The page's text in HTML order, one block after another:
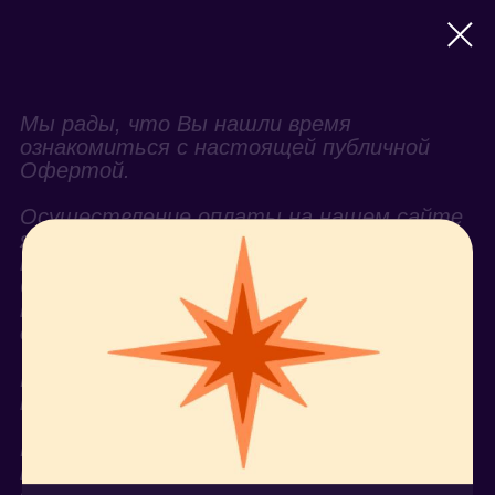
Офертой.
Осуществление оплаты на нашем сайте
является акцептом публичной оферты и
подтверждает, что вы полностью и
настоящей Оферты в соответствии со
ст. 438 ГК РФ.
Примерное время чтения составит 15
минут.
Если Вы не согласны с каким-либо
пунктом Оферты, Вы вправе отказаться
от оформления покупки, и не совершать
действий, указанных в настоящей
Оферте.
ПУБЛИЧНАЯ ОФЕРТА
на заключение договора для
получения доступа к мобильному
приложению "Поток"